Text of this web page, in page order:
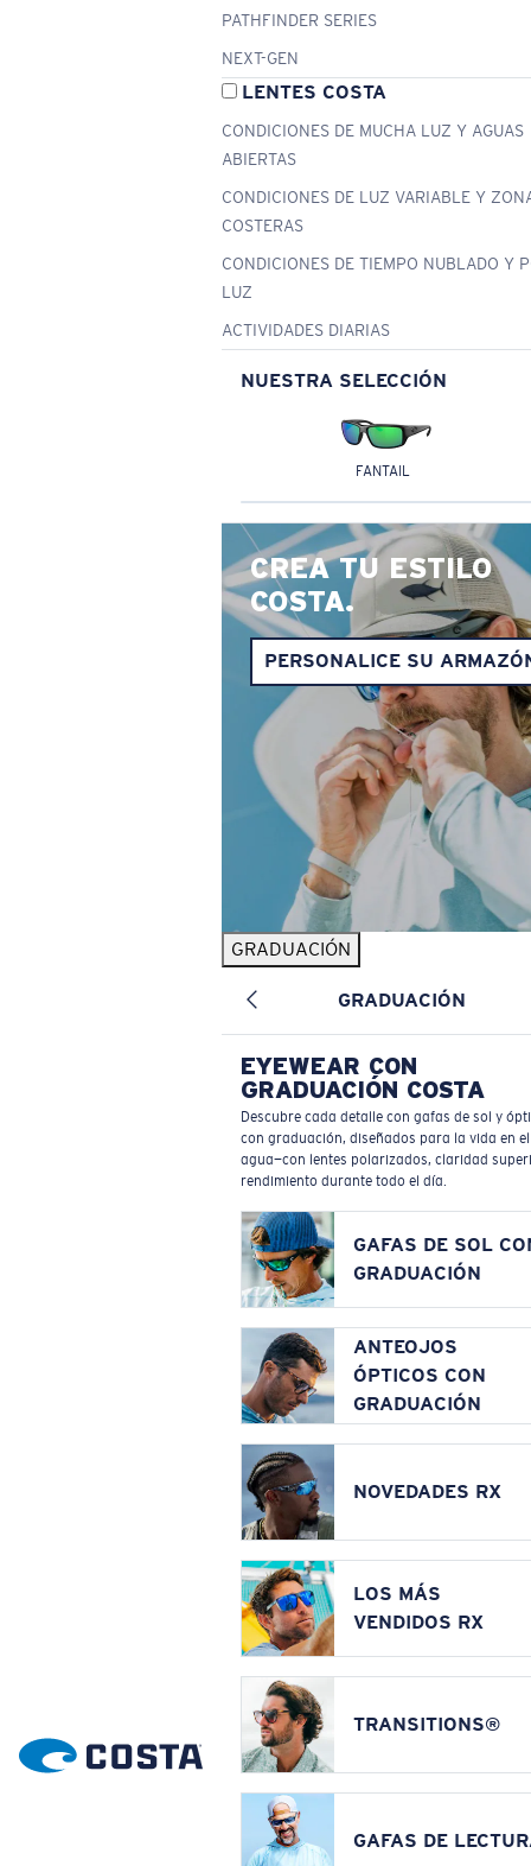
PATHFINDER SERIES
NEXT-GEN
LENTES COSTA
CONDICIONES DE MUCHA LUZ Y AGUAS
ABIERTAS
CONDICIONES DE LUZ VARIABLE Y
COSTERAS
CONDICIONES DE TIEMPO NUBLADO Y
LUZ
ACTIVIDADES DIARIAS
NUESTRA SELECCIÓN
FANTAIL
CREA TU ESTILO
COSTA.
PERSONALICE SU
GRADUACIÓN
GRADUACIÓN
EYEWEAR CON
GRADUACIÓN COSTA
Descubre cada detalle con gafas de sol y
con graduación, diseñados para la vida en el
agua—con lentes polarizados, claridad
rendimiento durante todo el día.
GAFAS DE SOL
GRADUACIÓN
ANTEOJOS
ÓPTICOS CON
GRADUACIÓN
NOVEDADES RX
LOS MÁS
VENDIDOS RX
TRANSITIONS®
GAFAS DE